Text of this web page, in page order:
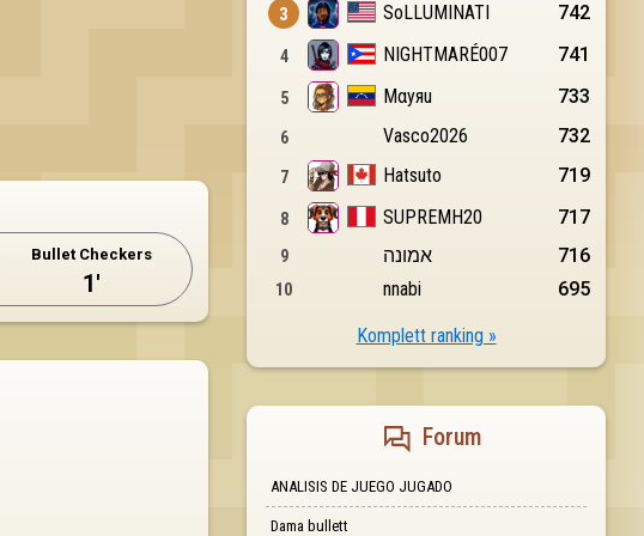
Bullet Checkers
1'
Komplett ranking »
Forum
ANALISIS DE JUEGO JUGADO
Dama bullett